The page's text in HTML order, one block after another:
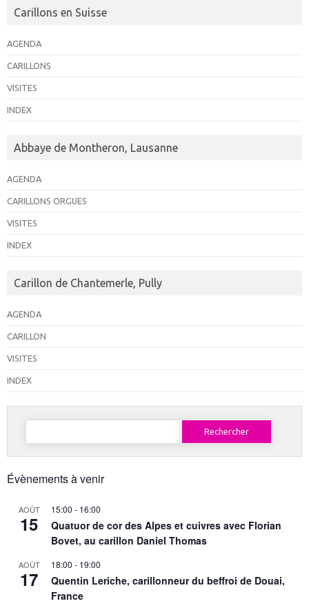
Carillons en Suisse
AGENDA
CARILLONS
VISITES
INDEX
Abbaye de Montheron, Lausanne
AGENDA
CARILLONS ORGUES
VISITES
INDEX
Carillon de Chantemerle, Pully
AGENDA
CARILLON
VISITES
INDEX
Rechercher :
Évènements à venir
AOÛT
15
15:00 - 16:00
Quatuor de cor des Alpes et cuivres avec Florian
Bovet, au carillon Daniel Thomas
AOÛT
17
18:00 - 19:00
Quentin Leriche, carillonneur du beffroi de Douai,
France